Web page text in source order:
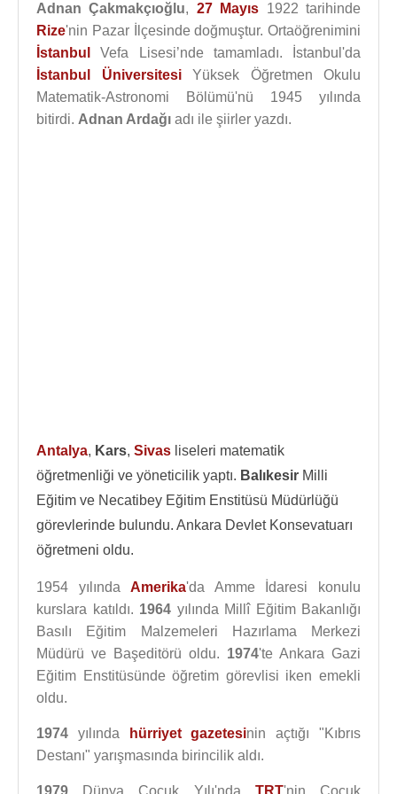
Adnan Çakmakçıoğlu, 27 Mayıs 1922 tarihinde
Rize'nin Pazar İlçesinde doğmuştur. Ortaöğrenimini
İstanbul
Vefa Lisesi’nde tamamladı. İstanbul'da
İstanbul ÜniversitesiYüksek Öğretmen Okulu
Matematik-Astronomi Bölümü'nü 1945 yılında
bitirdi. Adnan Ardağı adı ile şiirler yazdı.
Antalya, Kars, Sivas liseleri matematik
öğretmenliği ve yöneticilik yaptı. Balıkesir Milli
Eğitim ve Necatibey Eğitim Enstitüsü Müdürlüğü
görevlerinde bulundu. Ankara Devlet Konsevatuarı
öğretmeni oldu.
1954 yılındaAmerika'da Amme İdaresi konulu
kurslara katıldı. 1964 yılında Millî Eğitim Bakanlığı
Basılı Eğitim Malzemeleri Hazırlama Merkezi
Müdürü ve Başeditörü oldu. 1974'te Ankara Gazi
Eğitim Enstitüsünde öğretim görevlisi iken emekli
oldu.
1974 yılında hürriyet gazetesinin açtığı "Kıbrıs
Destanı" yarışmasında birincilik aldı.
1979 Dünya Çocuk Yılı'nda TRT'nin Çocuk